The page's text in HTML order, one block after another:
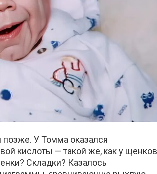
У Томма оказался
кислоты — такой же, как у щенков
Складки? Казалось